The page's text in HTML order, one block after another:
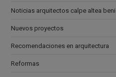
Noticias arquitectos calpe altea
Nuevos proyectos
Recomendaciones en arquitectura
Reformas